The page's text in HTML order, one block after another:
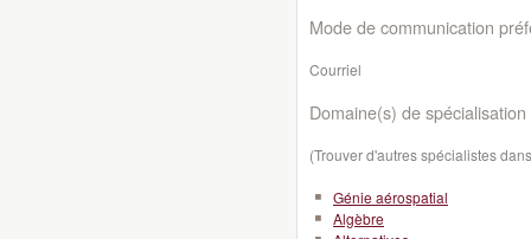
Mode de communication
Courriel
Domaine(s) de spécialisation
(Trouver d'autres spécialistes
Génie aérospatial
Algèbre